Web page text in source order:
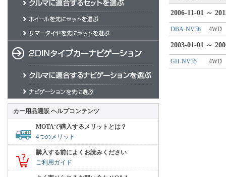
カー用品通販 ヘルプコンテンツ
MOTAで購入するメリットとは？
4つのメリット
購入する前によくお読みください
ご利用ガイド
2006-11-01 ～
DBA-NV36 4WD
2003-01-01 ～
GH-NV35 4WD